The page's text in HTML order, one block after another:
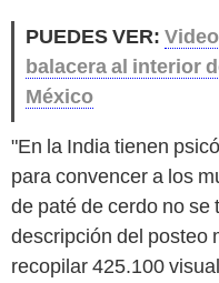
PUEDES VER:
balacera al interior
México
"En la India tienen
para convencer a los
de paté de cerdo no se
descripción del posteo
recopilar 425.100